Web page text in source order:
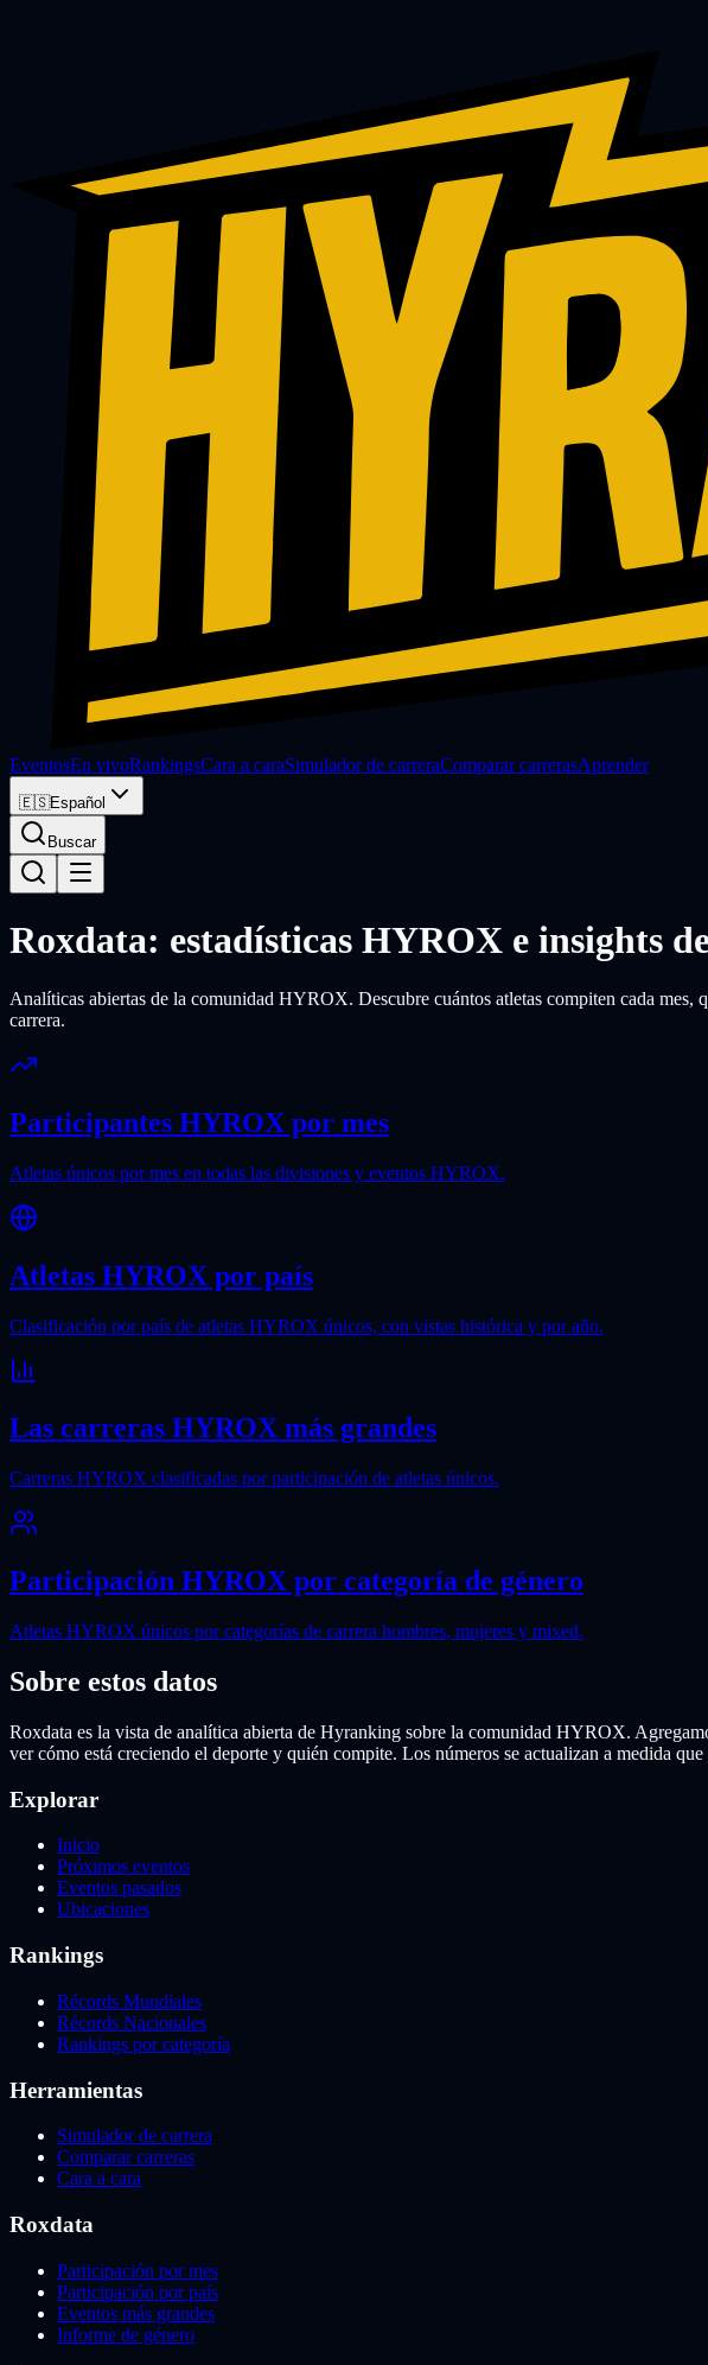
EventosEn vivoRankingsCara a caraSimulador de carreraComparar carrerasAprender
🇪🇸Español
Buscar
Roxdata: estadísticas HYROX e insights
Analíticas abiertas de la comunidad HYROX. Descubre cuántos atletas compiten cada mes,
carrera.
Participantes HYROX por mes
Atletas únicos por mes en todas las divisiones y eventos HYROX.
Atletas HYROX por país
Clasificación por país de atletas HYROX únicos, con vistas histórica y por año.
Las carreras HYROX más grandes
Carreras HYROX clasificadas por participación de atletas únicos.
Participación HYROX por categoría de género
Atletas HYROX únicos por categorías de carrera hombres, mujeres y mixed.
Sobre estos datos
Roxdata es la vista de analítica abierta de Hyranking sobre la comunidad HYROX.
ver cómo está creciendo el deporte y quién compite. Los números se actualizan a medida
Explorar
Inicio
Próximos eventos
Eventos pasados
Ubicaciones
Rankings
Récords Mundiales
Récords Nacionales
Rankings por categoría
Herramientas
Simulador de carrera
Comparar carreras
Cara a cara
Roxdata
Participación por mes
Participación por país
Eventos más grandes
Informe de género